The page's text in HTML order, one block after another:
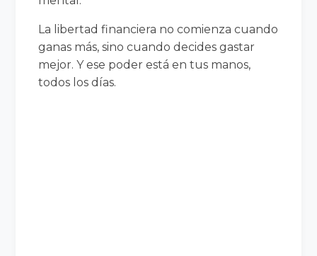
La libertad financiera no comienza cuando
ganas más, sino cuando decides gastar
mejor. Y ese poder está en tus manos,
todos los días.